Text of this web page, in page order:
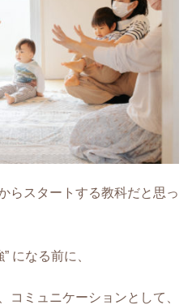
らスタートする教科だと思っ
になる前に、
コミュニケーションとして、